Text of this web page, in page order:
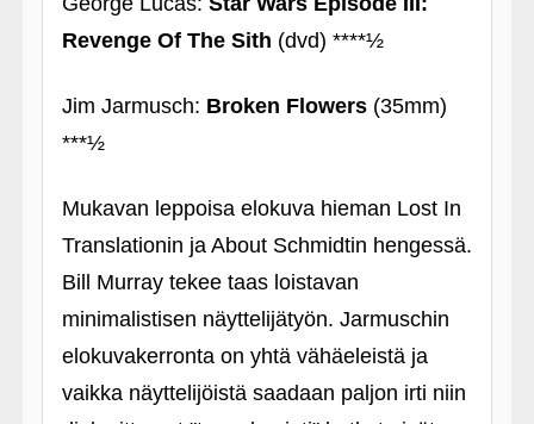
Revenge Of The Sith (dvd) ****½
Jim Jarmusch: Broken Flowers(35mm)
***½
Mukavan leppoisa elokuva hieman Lost In
Translationin ja About Schmidtin hengessä.
Bill Murray tekee taas loistavan
minimalistisen näyttelijätyön. Jarmuschin
elokuvakerronta on yhtä vähäeleistä ja
vaikka näyttelijöistä saadaan paljon irti niin